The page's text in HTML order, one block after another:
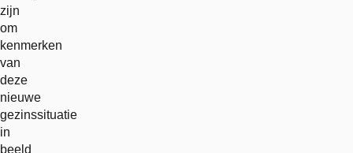
zijn
om
kenmerken
van
deze
nieuwe
gezinssituatie
in
beeld